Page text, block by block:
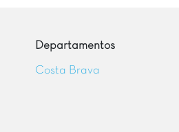
Departamentos
Costa Brava